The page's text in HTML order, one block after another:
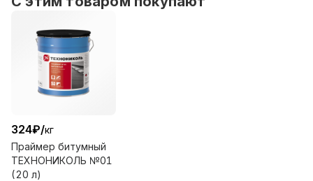
324₽/кг
Праймер битумный
ТЕХНОНИКОЛЬ №01
(20 л)